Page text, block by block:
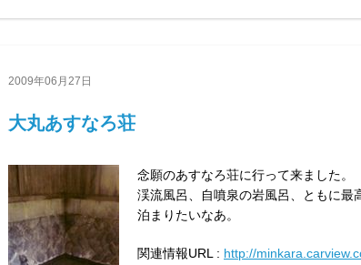
2009年06月27日
大丸あすなろ荘
念願のあすなろ荘に行って来ました。
渓流風呂、自噴泉の岩風呂、ともに最
泊まりたいなあ。
関連情報URL : http://